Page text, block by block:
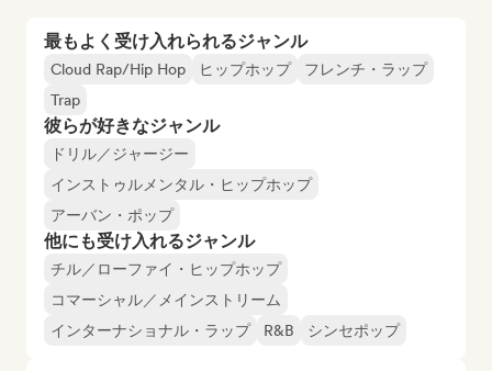
最もよく受け入れられるジャンル
Cloud Rap/Hip Hop ヒップホップ
フレンチ・ラップ
Trap
彼らが好きなジャンル
ドリル／ジャージー
インストゥルメンタル・ヒップホップ
アーバン・ポップ
他にも受け入れるジャンル
チル／ローファイ・ヒップホップ
コマーシャル／メインストリーム
インターナショナル・ラップ
R&B シンセポップ